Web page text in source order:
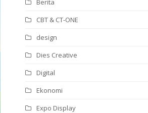
CBT & CT-ONE
design
Dies Creative
Digital
Ekonomi
Expo Display